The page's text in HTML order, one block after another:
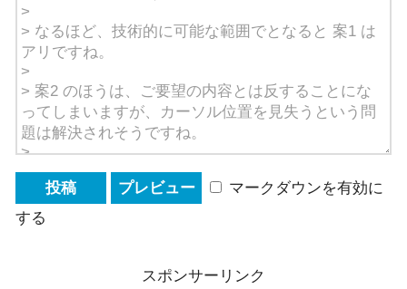
マークダウンを有効に
する
スポンサーリンク